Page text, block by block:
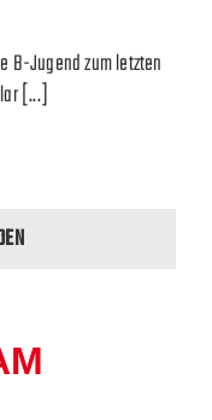
B-Jugend zum letzten
[...]